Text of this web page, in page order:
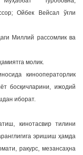
Ойбек Вейсал ўғли
Миллий рассомлик ва
молик.
кинооператорлик
босқичларини, ижодий
иборат.
кинотасвир тилини
эришиш ҳамда
ракурс, мезансаҳна